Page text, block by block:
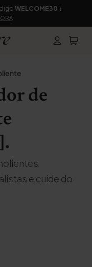
WELCOME30 +
de
e cuide do